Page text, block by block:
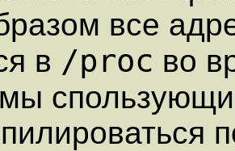
все
в /proc во